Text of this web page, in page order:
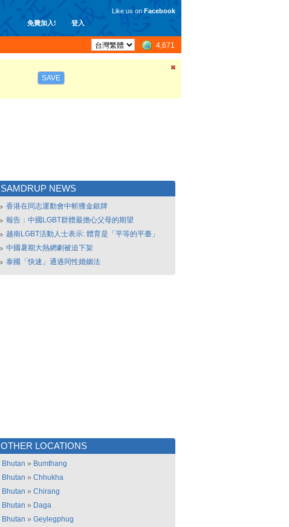
免費加入! 登入
Like us on Facebook
4,671
SAVE
SAMDRUP NEWS
香港在同志運動會中斬獲金銀牌
報告：中國LGBT群體最擔心父母的期望
越南LGBT活動人士表示: 體育是「平等的平臺」
中國暑期大熱網劇被迫下架
泰國「快速」通過同性婚姻法
OTHER LOCATIONS
Bhutan » Bumthang
Bhutan » Chhukha
Bhutan » Chirang
Bhutan » Daga
Bhutan » Geylegphug